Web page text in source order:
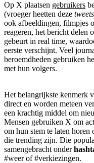
Op X plaatsen gebruikers
(vroeger heetten deze tweets
ook afbeeldingen, filmpjes
reageren, het bericht delen
gebeurt in real time,
eerste verschijnt. Veel
beroemdheden gebruiken
met hun volgers.
Het belangrijkste kenmerk
direct en worden meteen
een krachtig middel om
Mensen gebruiken X om
om hun stem te laten horen
die trending zijn. Die
samengebracht onder
#weer of #verkiezingen.